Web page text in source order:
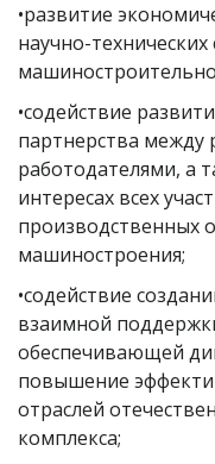
•развитие
научно-
•содействие
партнерства между
работодателями, а
интересах всех
производственных
машиностроения;
•содействие
взаимной
обеспечивающей
повышение
отраслей
комплекса;